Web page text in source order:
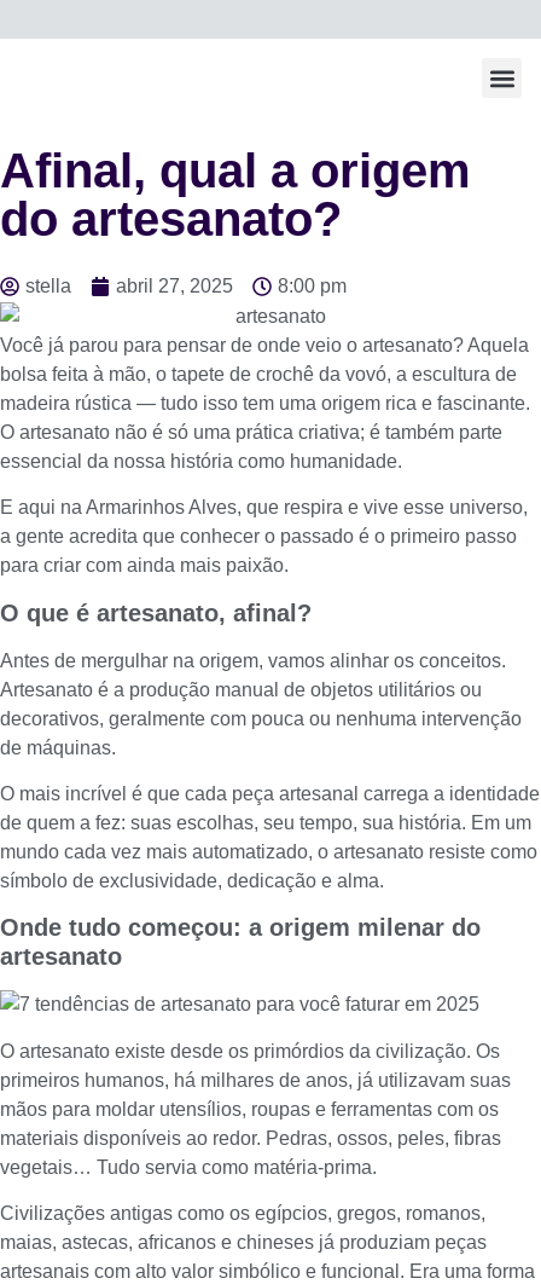
Afinal, qual a origem
do artesanato?
stella abril 27, 2025 8:00 pm
Você já parou para pensar de onde veio o artesanato? Aquela
bolsa feita à mão, o tapete de crochê da vovó, a escultura de
madeira rústica — tudo isso tem uma origem rica e fascinante.
O artesanato não é só uma prática criativa; é também parte
essencial da nossa história como humanidade.
E aqui na Armarinhos Alves, que respira e vive esse universo,
a gente acredita que conhecer o passado é o primeiro passo
para criar com ainda mais paixão.
O que é artesanato, afinal?
Antes de mergulhar na origem, vamos alinhar os conceitos.
Artesanato é a produção manual de objetos utilitários ou
decorativos, geralmente com pouca ou nenhuma intervenção
de máquinas.
O mais incrível é que cada peça artesanal carrega a identidade
de quem a fez: suas escolhas, seu tempo, sua história. Em um
mundo cada vez mais automatizado, o artesanato resiste como
símbolo de exclusividade, dedicação e alma.
Onde tudo começou: a origem milenar do
artesanato
O artesanato existe desde os primórdios da civilização. Os
primeiros humanos, há milhares de anos, já utilizavam suas
mãos para moldar utensílios, roupas e ferramentas com os
materiais disponíveis ao redor. Pedras, ossos, peles, fibras
vegetais… Tudo servia como matéria-prima.
Civilizações antigas como os egípcios, gregos, romanos,
maias, astecas, africanos e chineses já produziam peças
artesanais com alto valor simbólico e funcional. Era uma forma